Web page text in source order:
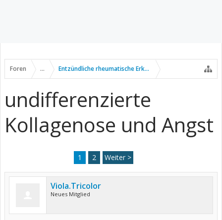
Foren ... Entzündliche rheumatische Erkrankungen
undifferenzierte
Kollagenose und Angst
1 2 Weiter >
Viola.Tricolor
Neues Mitglied